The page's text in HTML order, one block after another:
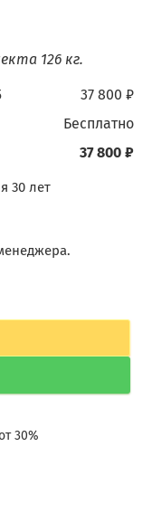
126 кг.
37 800 ₽
бесплатно
37 800 ₽
30 лет
30%